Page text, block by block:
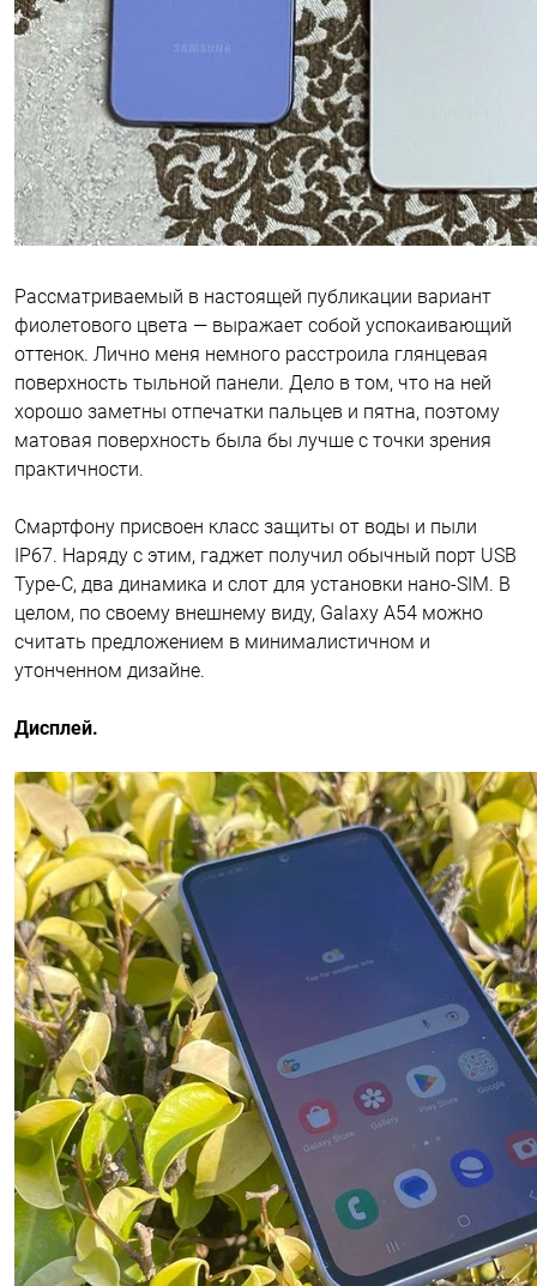
Рассматриваемый в настоящей публикации вариант
фиолетового цвета — выражает собой успокаивающий
оттенок. Лично меня немного расстроила глянцевая
поверхность тыльной панели. Дело в том, что на ней
хорошо заметны отпечатки пальцев и пятна, поэтому
матовая поверхность была бы лучше с точки зрения
практичности.
Смартфону присвоен класс защиты от воды и пыли
IP67. Наряду с этим, гаджет получил обычный порт USB
Type-C, два динамика и слот для установки нано-SIM. В
целом, по своему внешнему виду, Galaxy A54 можно
считать предложением в минималистичном и
утонченном дизайне.
Дисплей.